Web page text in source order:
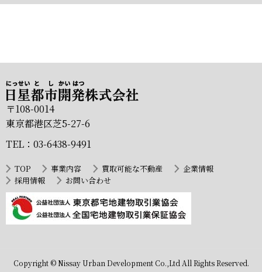
〒108-0014
東京都港区芝5-27-6
TEL：03-6438-9491
TOP 事業内容 買取可能な不動産
企業情報
採用情報
お問い合わせ
Copyright © Nissay Urban Development Co.,Ltd All Rights Reserved.